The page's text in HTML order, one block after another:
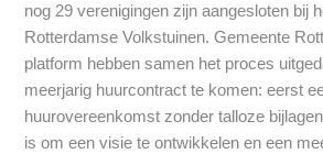
nog 29 verenigingen zijn aangesloten bij
Rotterdamse Volkstuinen. Gemeente
platform hebben samen het proces
meerjarig huurcontract te komen: eerst
huurovereenkomst zonder talloze
is om een visie te ontwikkelen en een